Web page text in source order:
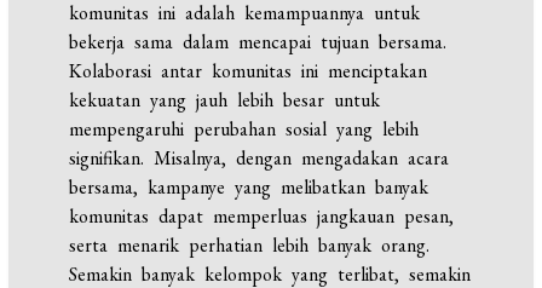
komunitas ini adalah kemampuannya untuk
bekerja sama dalam mencapai tujuan bersama.
Kolaborasi antar komunitas ini menciptakan
kekuatan yang jauh lebih besar untuk
mempengaruhi perubahan sosial yang lebih
signifikan. Misalnya, dengan mengadakan acara
bersama, kampanye yang melibatkan banyak
komunitas dapat memperluas jangkauan pesan,
serta menarik perhatian lebih banyak orang.
Semakin banyak kelompok yang terlibat, semakin